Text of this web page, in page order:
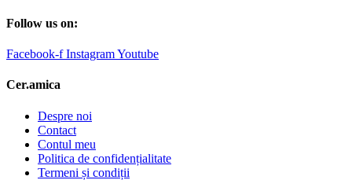
Follow us on:
Facebook-f InstagramYoutube
Cer.amica
Despre noi
Contact
Contul meu
Politica de confidențialitate
Termeni și condiții